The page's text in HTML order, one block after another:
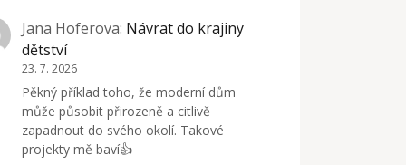
Jana Hoferova: Návrat do krajiny
dětství
23. 7. 2026
Pěkný příklad toho, že moderní dům
může působit přirozeně a citlivě
zapadnout do svého okolí. Takové
projekty mě baví👍